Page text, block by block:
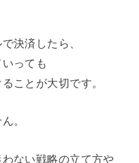
決済したら、
っても
ことが大切です。
。
ない戦略の立て方や